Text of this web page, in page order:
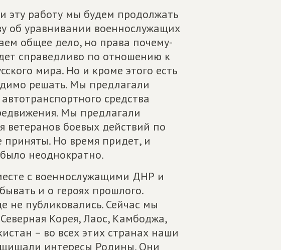
эту работу мы будем продолжать
об уравнивании военнослужащих
общее дело, но права почему-
справедливо по отношению к
мира. Но и кроме этого есть
решать. Мы предлагали
средства
Мы предлагали
боевых действий по
Но время придет, и
неоднократно.
с военнослужащими ДНР и
и о героях прошлого.
не публиковались. Сейчас мы
Корея, Лаос, Камбоджа,
– во всех этих странах наши
интересы Родины. Они